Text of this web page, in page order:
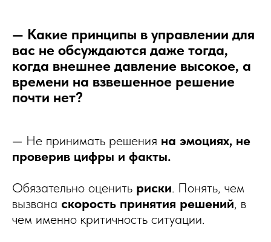
— Какие принципы в управлении для
вас не обсуждаются даже тогда,
когда внешнее давление высокое, а
времени на взвешенное решение
почти нет?
— Не принимать решения на эмоциях, не
проверив цифры и факты.
Обязательно оценить риски. Понять, чем
вызвана скорость принятия решений, в
чем именно критичность ситуации.